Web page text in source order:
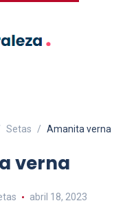
Setas Amanita verna
verna
abril 18, 2023